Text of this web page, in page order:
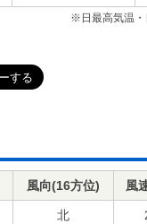
※日最高気温・
風向(16方位) 風
北